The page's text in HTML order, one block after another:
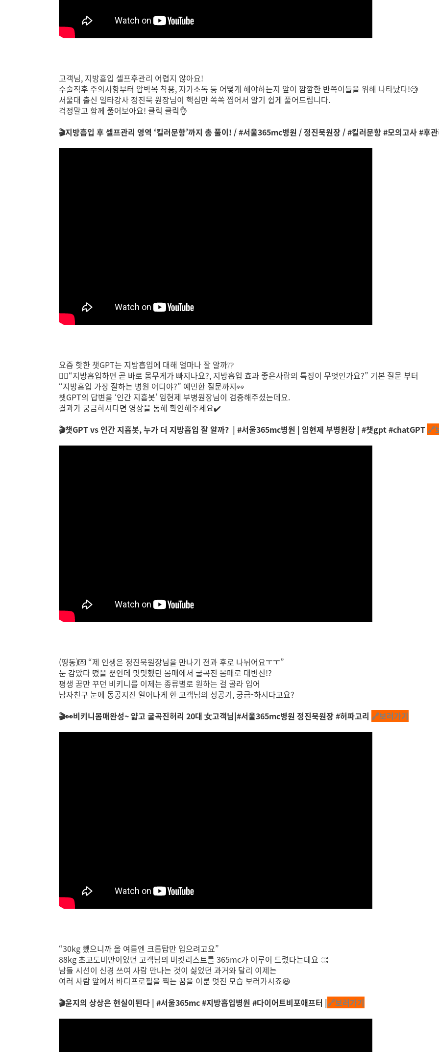
고객님, 지방흡입 셀프후관리 어렵지 않아요!
수술직후 주의사항부터 압박복 착용, 자가소독 등 어떻게 해야하는지 앞이 깜깜한 반쪽이들을 위해 나타났다!🧐
서울대 출신 일타강사 정진묵 원장님이 핵심만 쏙쏙 찝어서 알기 쉽게 풀어드립니다.
걱정말고 함께 풀어보아요! 클릭 클릭👌
🎬지방흡입 후 셀프관리 영역 ‘킬러문항’까지 총 풀이! / #서울365mc병원 / 정진묵원장 / #킬러문항 #모의고사 #후
요즘 핫한 챗GPT는 지방흡입에 대해 얼마나 잘 알까❕❔
🙋‍♀️“지방흡입하면 곧 바로 몸무게가 빠지나요?, 지방흡입 효과 좋은사람의 특징이 무엇인가요?” 기본 질문 부터
“지방흡입 가장 잘하는 병원 어디야?” 예민한 질문까지👀
챗GPT의 답변을 ‘인간 지흡봇’ 임현제 부병원장님이 검증해주셨는데요.
결과가 궁금하시다면 영상을 통해 확인해주세요✔️
🎬챗GPT vs 인간 지흡봇, 누가 더 지방흡입 잘 알까? | #서울365mc병원 | 임현제 부병원장 | #챗gpt #chatGPT 🔗
(띵동)💌 “제 인생은 정진묵원장님을 만나기 전과 후로 나뉘어요ㅜㅜ”
눈 감았다 떴을 뿐인데 밋밋했던 몸매에서 굴곡진 몸매로 대변신!?
평생 꿈만 꾸던 비키니를 이제는 종류별로 원하는 걸 골라 입어
남자친구 눈에 동공지진 일어나게 한 고객님의 성공기, 궁금-하시다고요?
🎬👀비키니몸매완성~ 얇고 굴곡진허리 20대 女고객님|#서울365mc병원 정진묵원장 #허파고리 🔗보러가기
“30kg 뺐으니까 올 여름엔 크롭탑만 입으려고요”
88kg 초고도비만이었던 고객님의 버킷리스트를 365mc가 이루어 드렸다는데요 👏
남들 시선이 신경 쓰여 사람 만나는 것이 싫었던 과거와 달리 이제는
여러 사람 앞에서 바디프로필을 찍는 꿈을 이룬 멋진 모습 보러가시죠😆
🎬윤지의 상상은 현실이된다 | #서울365mc #지방흡입병원 #다이어트비포애프터 |🔗보러가기